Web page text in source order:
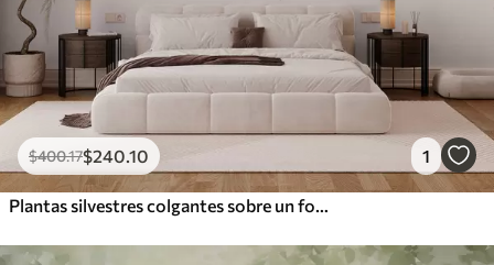
$400.17$240 .10 1